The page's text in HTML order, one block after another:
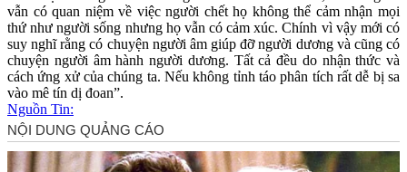
vẫn có quan niệm về việc người chết họ không thể cảm nhận mọi
thứ như người sống nhưng họ vẫn có cảm xúc. Chính vì vậy mới có
suy nghĩ rằng có chuyện người âm giúp đỡ người dương và cũng có
chuyện người âm hành người dương. Tất cả đều do nhận thức và
cách ứng xử của chúng ta. Nếu không tỉnh táo phân tích rất dễ bị sa
vào mê tín dị đoan”.
Nguồn Tin: